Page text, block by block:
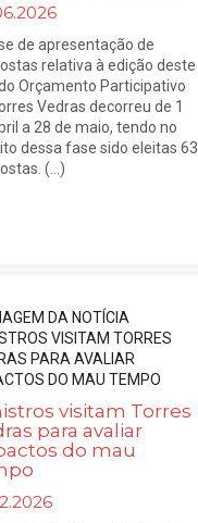
de apresentação de
relativa à edição deste
Orçamento Participativo
Vedras decorreu de 1
a 28 de maio, tendo no
dessa fase sido eleitas 63
(...)
visitam Torres
para avaliar
do mau